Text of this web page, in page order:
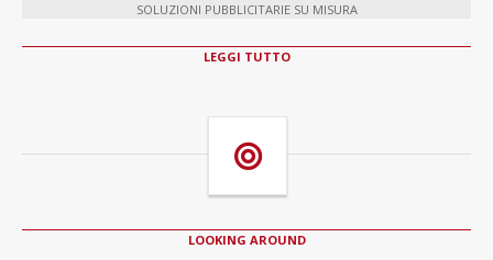
SOLUZIONI PUBBLICITARIE SU MISURA
LEGGI TUTTO
LOOKING AROUND